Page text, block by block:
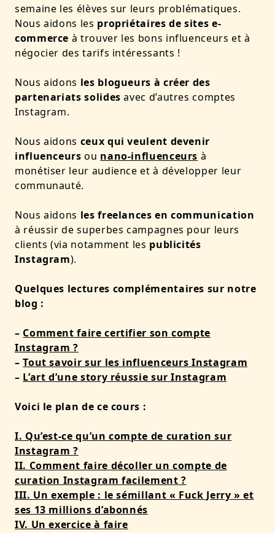
semaine les élèves sur leurs problématiques.
Nous aidons les propriétaires de sites e-
commerce à trouver les bons influenceurs et à
négocier des tarifs intéressants !
Nous aidons les blogueurs à créer des
partenariats solides avec d’autres comptes
Instagram.
Nous aidons ceux qui veulent devenir
influenceurs ou nano-influenceurs à
monétiser leur audience et à développer leur
communauté.
Nous aidons les freelances en communication
à réussir de superbes campagnes pour leurs
clients (via notamment les publicités
Instagram).
Quelques lectures complémentaires sur notre
blog :
– Comment faire certifier son compte
Instagram ?
–Tout savoir sur les influenceurs Instagram
– L’art d’une story réussie sur Instagram
Voici le plan de ce cours :
I. Qu’est-ce qu’un compte de curation sur
Instagram ?
II. Comment faire décoller un compte de
curation Instagram facilement ?
III. Un exemple : le sémillant « Fuck Jerry » et
ses 13 millions d’abonnés
IV. Un exercice à faire